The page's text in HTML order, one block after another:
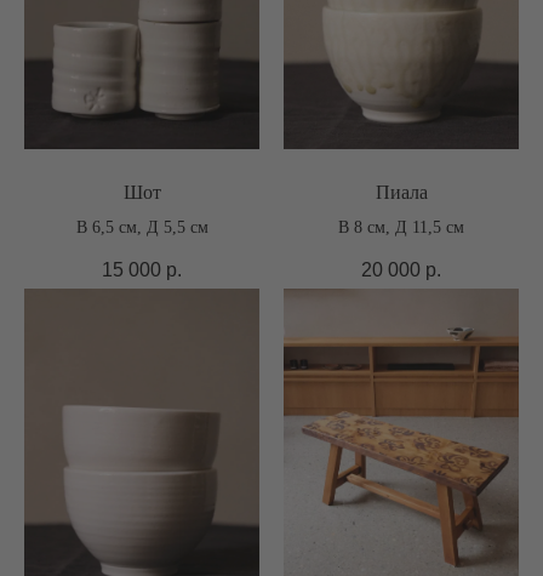
Шот
В 6,5 см, Д 5,5 см
15 000 р.
Пиала
В 8 см, Д 11,5 см
20 000 р.